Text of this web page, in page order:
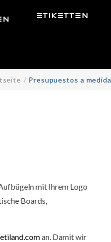
ETIKETTEN
Presupuestos a medida
mit Ihrem Logo
Boards,
an. Damit wir